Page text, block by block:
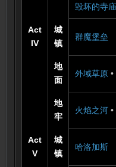
毁坏的寺庙
Act
IV
城
镇
群魔堡垒
地
面
外域草原 •
地
牢
火焰之河 •
Act
V
城
镇
哈洛加斯